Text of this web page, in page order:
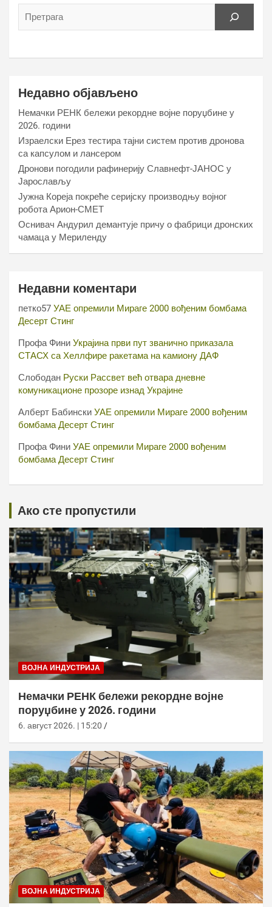
Недавно објављено
Немачки РЕНК бележи рекордне војне поруџбине у
2026. години
Израелски Ерез тестира тајни систем против дронова
са капсулом и лансером
Дронови погодили рафинерију Славнефт-ЈАНОС у
Јарослављу
Јужна Кореја покреће серијску производњу војног
робота Арион-СМЕТ
Оснивач Андурил демантује причу о фабрици дронских
чамаца у Мериленду
Недавни коментари
петко57 УАЕ опремили Мираге 2000 вођеним бомбама
Десерт Стинг
Профа Фини Украјина први пут званично приказала
СТАСХ са Хеллфире ракетама на камиону ДАФ
Слободан Руски Рассвет већ отвара дневне
комуникационе прозоре изнад Украјине
Алберт Бабински УАЕ опремили Мираге 2000 вођеним
бомбама Десерт Стинг
Профа Фини УАЕ опремили Мираге 2000 вођеним
бомбама Десерт Стинг
Ако сте пропустили
ВОЈНА ИНДУСТРИЈА
Немачки РЕНК бележи рекордне војне
поруџбине у 2026. години
6. август 2026. | 15:20
ВОЈНА ИНДУСТРИЈА